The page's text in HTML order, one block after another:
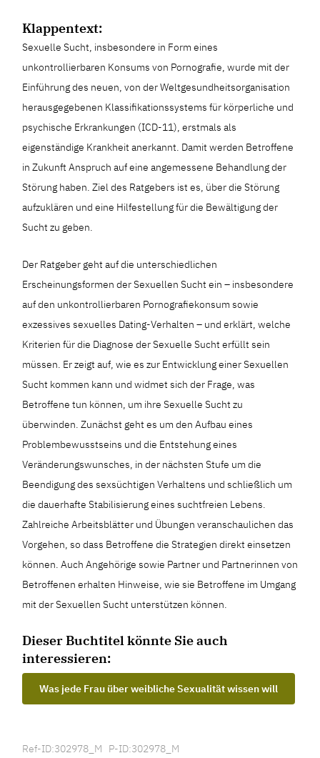
Klappentext:
Sexuelle Sucht, insbesondere in Form eines
unkontrollierbaren Konsums von Pornografie, wurde mit der
Einführung des neuen, von der Weltgesundheitsorganisation
herausgegebenen Klassifikationssystems für körperliche und
psychische Erkrankungen (ICD-11), erstmals als
eigenständige Krankheit anerkannt. Damit werden Betroffene
in Zukunft Anspruch auf eine angemessene Behandlung der
Störung haben. Ziel des Ratgebers ist es, über die Störung
aufzuklären und eine Hilfestellung für die Bewältigung der
Sucht zu geben.
Der Ratgeber geht auf die unterschiedlichen
Erscheinungsformen der Sexuellen Sucht ein – insbesondere
auf den unkontrollierbaren Pornografiekonsum sowie
exzessives sexuelles Dating-Verhalten – und erklärt, welche
Kriterien für die Diagnose der Sexuelle Sucht erfüllt sein
müssen. Er zeigt auf, wie es zur Entwicklung einer Sexuellen
Sucht kommen kann und widmet sich der Frage, was
Betroffene tun können, um ihre Sexuelle Sucht zu
überwinden. Zunächst geht es um den Aufbau eines
Problembewusstseins und die Entstehung eines
Veränderungswunsches, in der nächsten Stufe um die
Beendigung des sexsüchtigen Verhaltens und schließlich um
die dauerhafte Stabilisierung eines suchtfreien Lebens.
Zahlreiche Arbeitsblätter und Übungen veranschaulichen das
Vorgehen, so dass Betroffene die Strategien direkt einsetzen
können. Auch Angehörige sowie Partner und Partnerinnen von
Betroffenen erhalten Hinweise, wie sie Betroffene im Umgang
mit der Sexuellen Sucht unterstützen können.
Dieser Buchtitel könnte Sie auch
interessieren:
Was jede Frau über weibliche Sexualität wissen will
Ref-ID:302978_M P-ID:302978_M